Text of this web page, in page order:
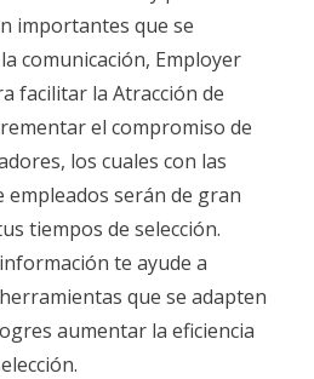
importantes que se
comunicación, Employer
facilitar la Atracción de
el compromiso de
los cuales con las
empleados serán de gran
tiempos de selección.
te ayude a
que se adapten
aumentar la eficiencia